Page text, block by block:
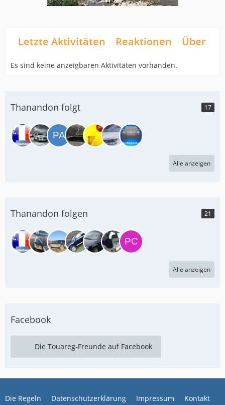
Letzte Aktivitäten Reaktionen Über
Es sind keine anzeigbaren Aktivitäten vorhanden.
Thanandon folgt 17
Alle anzeigen
Thanandon folgen 21
Alle anzeigen
Facebook
Die Touareg-Freunde auf Facebook
Die Regeln Datenschutzerklärung Impressum Kontakt